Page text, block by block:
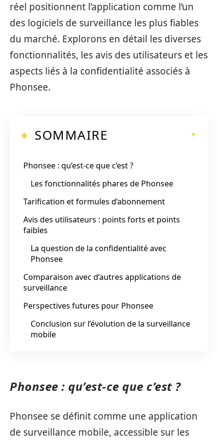
réel positionnent l’application comme l’un
des logiciels de surveillance les plus fiables
du marché. Explorons en détail les diverses
fonctionnalités, les avis des utilisateurs et les
aspects liés à la confidentialité associés à
Phonsee.
SOMMAIRE
Phonsee : qu’est-ce que c’est ?
Les fonctionnalités phares de Phonsee
Tarification et formules d’abonnement
Avis des utilisateurs : points forts et points
faibles
La question de la confidentialité avec
Phonsee
Comparaison avec d’autres applications de
surveillance
Perspectives futures pour Phonsee
Conclusion sur l’évolution de la surveillance
mobile
Phonsee : qu’est-ce que c’est ?
Phonsee se définit comme une application
de surveillance mobile, accessible sur les